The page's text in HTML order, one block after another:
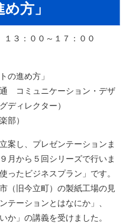
方」
３：００～１７：００
進め方」
ミュニケーション・デザ
ディレクター）
）
案し、プレゼンテーションま
月から５回シリーズで行いま
ったビジネスプラン」です。
（旧今立町）の製紙工場の見
テーションとはなにか」、
か」の講義を受けました。